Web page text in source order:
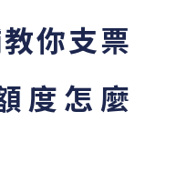
你支票
度怎麼